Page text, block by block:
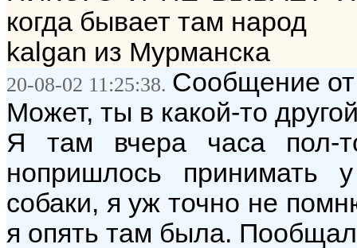
когда бывает там народ
kalgan из Мурманска
20-08-02 11:25:38. Сообщение
Может, ты в какой-то
Я там вчера часа пол-
нопришлось принимать
собаки, я уж точно не
я опять там была.